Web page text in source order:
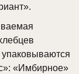
упаковываются
«Имбирное»